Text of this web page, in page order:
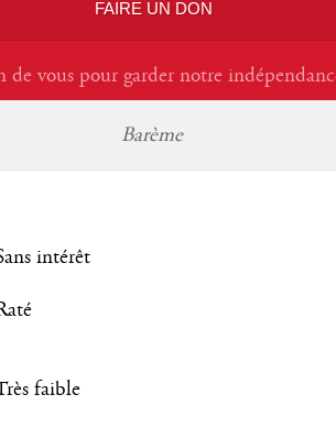
FAIRE UN DON
de vous pour garder notre
Barème
intérêt
faible